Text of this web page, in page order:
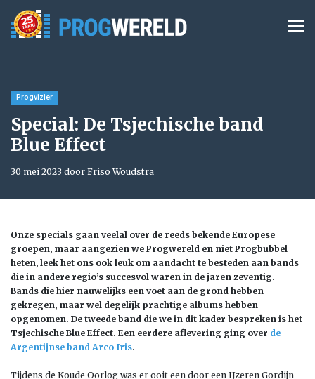
Progvizier
Special: De Tsjechische band
Blue Effect
30 mei 2023 door Friso Woudstra
Onze specials gaan veelal over de reeds bekende Europese
groepen, maar aangezien we Progwereld en niet Progbubbel
heten, leek het ons ook leuk om aandacht te besteden aan bands
die in andere regio’s succesvol waren in de jaren zeventig.
Bands die hier nauwelijks een voet aan de grond hebben
gekregen, maar wel degelijk prachtige albums hebben
opgenomen. De tweede band die we in dit kader bespreken is het
Tsjechische Blue Effect. Een eerdere aflevering ging over de
Argentijnse band Arco Iris.
Tijdens de Koude Oorlog was er ooit een door een IJzeren Gordijn